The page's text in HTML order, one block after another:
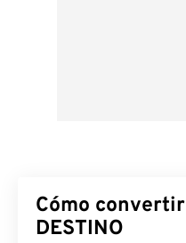
Cómo convertir
DESTINO